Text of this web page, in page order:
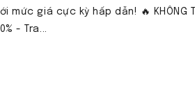
mức giá cực kỳ hấp dẫn! 🔥 KHÔNG
- Tra...